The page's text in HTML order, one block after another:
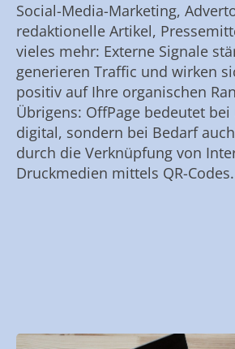
Social-Media-Marketing,
redaktionelle Artikel,
vieles mehr: Externe Signale
generieren Traffic und wirken
positiv auf Ihre organischen
Übrigens: OffPage bedeutet
digital, sondern bei Bedarf
durch die Verknüpfung von
Druckmedien mittels QR-Codes.